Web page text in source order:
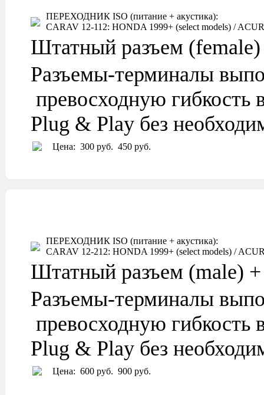
ПЕРЕХОДНИК ISO (питание + акустика):
CARAV 12-112: HONDA 1999+ (select models) /
Штатный разъем
Разъемы-терминалы
превосходную гибкость
Plug & Play без
Цена: 300 руб. 450 руб.
ПЕРЕХОДНИК ISO (питание + акустика):
CARAV 12-212: HONDA 1999+ (select models) /
Штатный разъем (male)
Разъемы-терминалы
превосходную гибкость
Plug & Play без
Цена: 600 руб. 900 руб.